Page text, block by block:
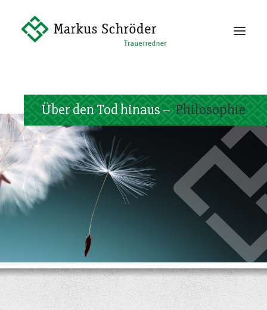
Vita
KontaktÜber den Tod hinaus –Philosophie